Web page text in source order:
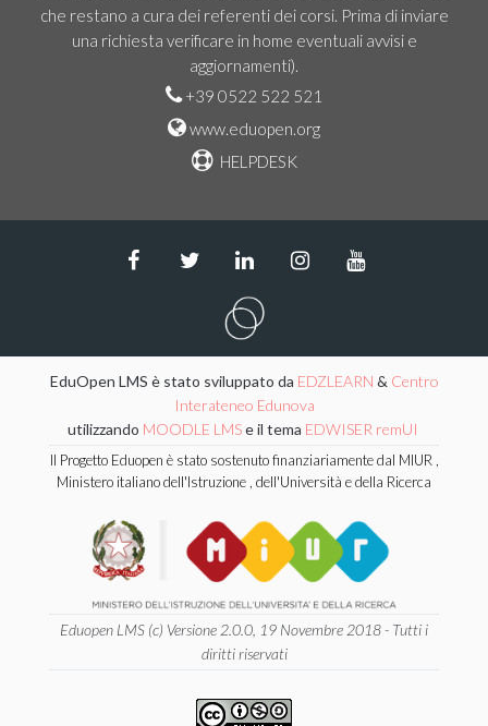
che restano a cura dei referenti dei corsi. Prima di inviare
una richiesta verificare in home eventuali avvisi e
aggiornamenti).
+39 0522 522 521
www.eduopen.org
HELPDESK
EduOpen LMS è stato sviluppato da EDZLEARN & Centro
Interateneo Edunova
utilizzando MOODLE LMSe il tema EDWISER remUI
Il Progetto Eduopen è stato sostenuto finanziariamente dal MIUR ,
Ministero italiano dell'Istruzione , dell'Università e della Ricerca
Eduopen LMS (c) Versione 2.0.0, 19 Novembre 2018 - Tutti i
diritti riservati